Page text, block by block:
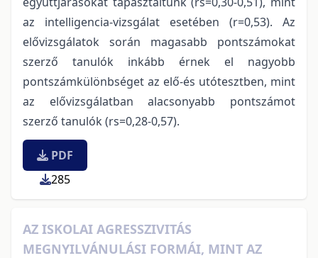
az intelligencia-vizsgálat esetében (r=0,53). Az
elővizsgálatok során magasabb pontszámokat
szerző tanulók inkább érnek el nagyobb
pontszámkülönbséget az elő-és utótesztben, mint
az elővizsgálatban alacsonyabb pontszámot
szerző tanulók (rs=0,28-0,57).
PDF
285
AZ ISKOLAI AGRESSZIVITÁS
MEGNYILVÁNULÁSI FORMÁI, MINT AZ